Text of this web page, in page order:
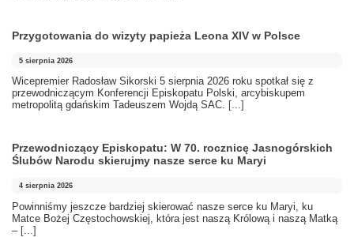
Przygotowania do wizyty papieża Leona XIV w Polsce
5 sierpnia 2026
Wicepremier Radosław Sikorski 5 sierpnia 2026 roku spotkał się z
przewodniczącym Konferencji Episkopatu Polski, arcybiskupem
metropolitą gdańskim Tadeuszem Wojdą SAC. [...]
Przewodniczący Episkopatu: W 70. rocznicę Jasnogórskich
Ślubów Narodu skierujmy nasze serce ku Maryi
4 sierpnia 2026
Powinniśmy jeszcze bardziej skierować nasze serce ku Maryi, ku
Matce Bożej Częstochowskiej, która jest naszą Królową i naszą Matką
– [...]